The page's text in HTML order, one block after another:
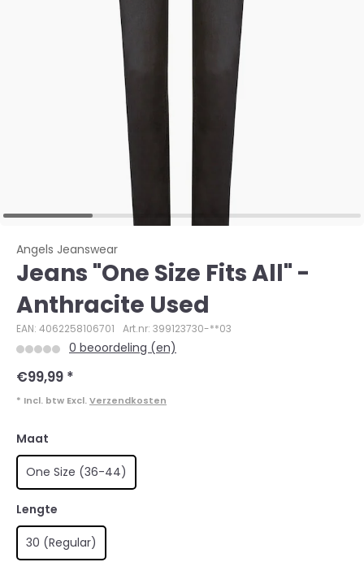
Angels Jeanswear
Jeans "One Size Fits All" -
Anthracite Used
EAN: 4062258106701 Art.nr: 399123730-**03
0 beoordeling (en)
€99,99 *
* Incl. btw Excl. Verzendkosten
Maat
One Size (36-44)
Lengte
30 (Regular)